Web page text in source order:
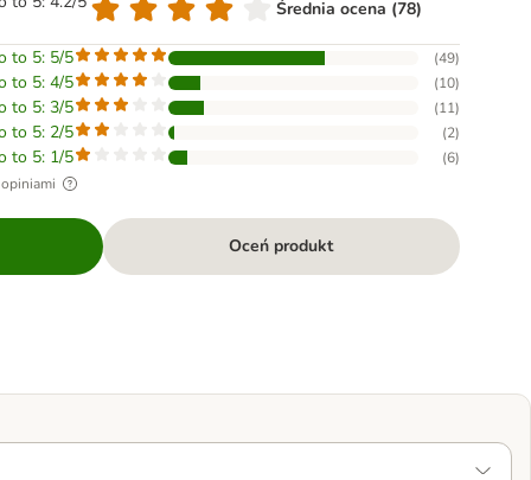
Średnia ocena (78)
to 5: 5/5 (49)
to 5: 4/5 (10)
to 5: 3/5 (11)
to 5: 2/5 (2)
to 5: 1/5 (6)
Oceń produkt